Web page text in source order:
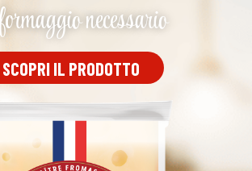
necessario
SCOPRI IL PRODOTTO